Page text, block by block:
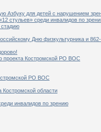
Азбуку для детей с нарушением
стульев» среди инвалидов по
стадию
Дню физкультурника и
проекта Костромской РО ВОС
РО ВОС
Костромской области
инвалидов по зрению